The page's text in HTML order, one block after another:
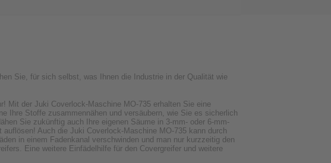
Sie, für sich selbst, was Ihnen die Industrie in der Qualität wie
Mit der Juki Coverlock-Maschine MO-735 erhalten Sie eine
Ihre Stoffe zusammennähen und versäubern, wie Sie es sicherlich
Sie zukünftig auch Ihre eigenen Säume in 3-mm- oder 6-mm-
Auch die Juki Coverlock-Maschine MO-735 kann durch
in einem Fadenkanal verschwinden und man nur kurzzeitig den
Eine weitere Einfädelhilfe für den Covergreifer und weitere